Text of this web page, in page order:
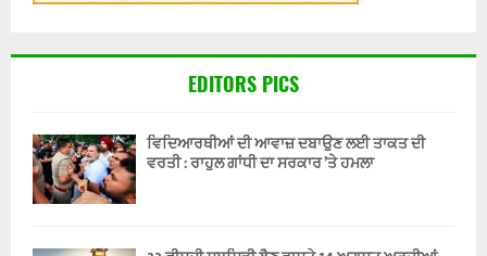
EDITORS PICS
ਵਿਦਿਆਰਥੀਆਂ ਦੀ ਆਵਾਜ਼ ਦਬਾਉਣ ਲਈ ਤਾਕਤ ਦੀ
ਵਰਤੀ : ਰਾਹੁਲ ਗਾਂਧੀ ਦਾ ਸਰਕਾਰ ’ਤੇ ਹਮਲਾ